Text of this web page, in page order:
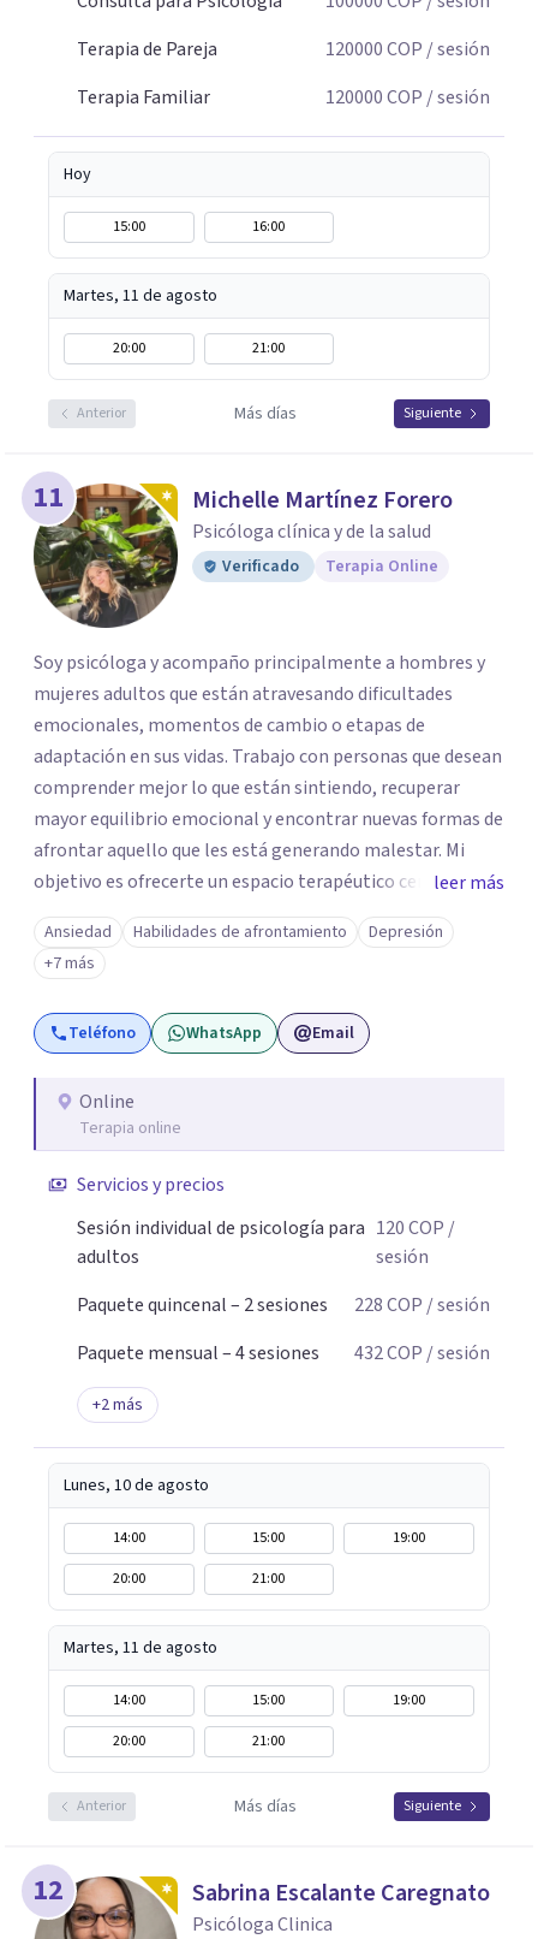
comprenderse, transformarse y construir relaciones más
conscientes y saludables. Te espero para acompañarte en
Terapia de Pareja
120000COP / sesión
Terapia Familiar
120000COP / sesión
Hoy
15:00 16:00
Martes, 11 de agosto
20:00 21:00
Anterior Más días Siguiente
11 Michelle Martínez Forero
Psicóloga clínica y de la salud
Verificado Terapia Online
Soy psicóloga y acompaño principalmente a hombres y
mujeres adultos que están atravesando dificultades
emocionales, momentos de cambio o etapas de
adaptación en sus vidas. Trabajo con personas que desean
comprender mejor lo que están sintiendo, recuperar
mayor equilibrio emocional y encontrar nuevas formas de
afrontar aquello que les está generando malestar. Mi
objetivo es ofrecerte un espacio terapéutico cercano,
seguro y libre de juicios, en el que puedas comprender
mejor lo que estás viviendo, reconocer tus necesidades y
desarrollar herramientas que te ayuden a afrontar tu
malestar emocional con mayor claridad y bienestar.
leer más
Ansiedad Habilidades de afrontamiento
Depresión
+7 más
Teléfono WhatsApp Email
Online
Terapia online
Servicios y precios
Sesión individual de psicología para
adultos
120COP /
sesión
Paquete quincenal – 2 sesiones
228COP / sesión
Paquete mensual – 4 sesiones
432COP / sesión
+2más
Lunes, 10 de agosto
14:00 15:00
19:00
20:00
21:00
Martes, 11 de agosto
14:00 15:00
19:00
20:00
21:00
Anterior Más días Siguiente
12 Sabrina Escalante Caregnato
Psicóloga Clinica